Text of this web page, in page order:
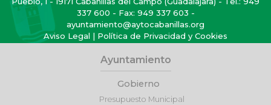
337 600 - Fax: 949 337 603 -
ayuntamiento@aytocabanillas.org
Aviso Legal | Política de Privacidad y Cookies
Ayuntamiento
Gobierno
Presupuesto Municipal